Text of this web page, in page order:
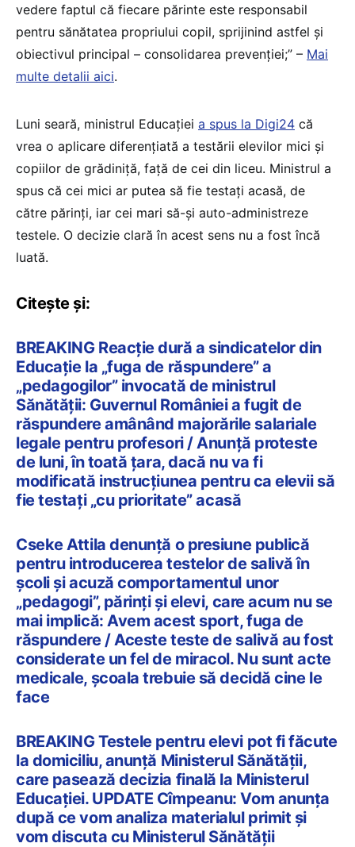
vedere faptul că fiecare părinte este responsabil
pentru sănătatea propriului copil, sprijinind astfel și
obiectivul principal – consolidarea prevenției;” – Mai
multe detalii aici.
Luni seară, ministrul Educației a spus la Digi24 că
vrea o aplicare diferențiată a testării elevilor mici și
copiilor de grădiniță, față de cei din liceu. Ministrul a
spus că cei mici ar putea să fie testați acasă, de
către părinți, iar cei mari să-și auto-administreze
testele. O decizie clară în acest sens nu a fost încă
luată.
Citește și:
BREAKING Reacție dură a sindicatelor din
Educație la „fuga de răspundere” a
„pedagogilor” invocată de ministrul
Sănătății: Guvernul României a fugit de
răspundere amânând majorările salariale
legale pentru profesori / Anunță proteste
de luni, în toată țara, dacă nu va fi
modificată instrucțiunea pentru ca elevii să
fie testați „cu prioritate” acasă
Cseke Attila denunță o presiune publică
pentru introducerea testelor de salivă în
școli și acuză comportamentul unor
„pedagogi”, părinți și elevi, care acum nu se
mai implică: Avem acest sport, fuga de
răspundere / Aceste teste de salivă au fost
considerate un fel de miracol. Nu sunt acte
medicale, școala trebuie să decidă cine le
face
BREAKING Testele pentru elevi pot fi făcute
la domiciliu, anunță Ministerul Sănătății,
care pasează decizia finală la Ministerul
Educației. UPDATE Cîmpeanu: Vom anunța
după ce vom analiza materialul primit și
vom discuta cu Ministerul Sănătății